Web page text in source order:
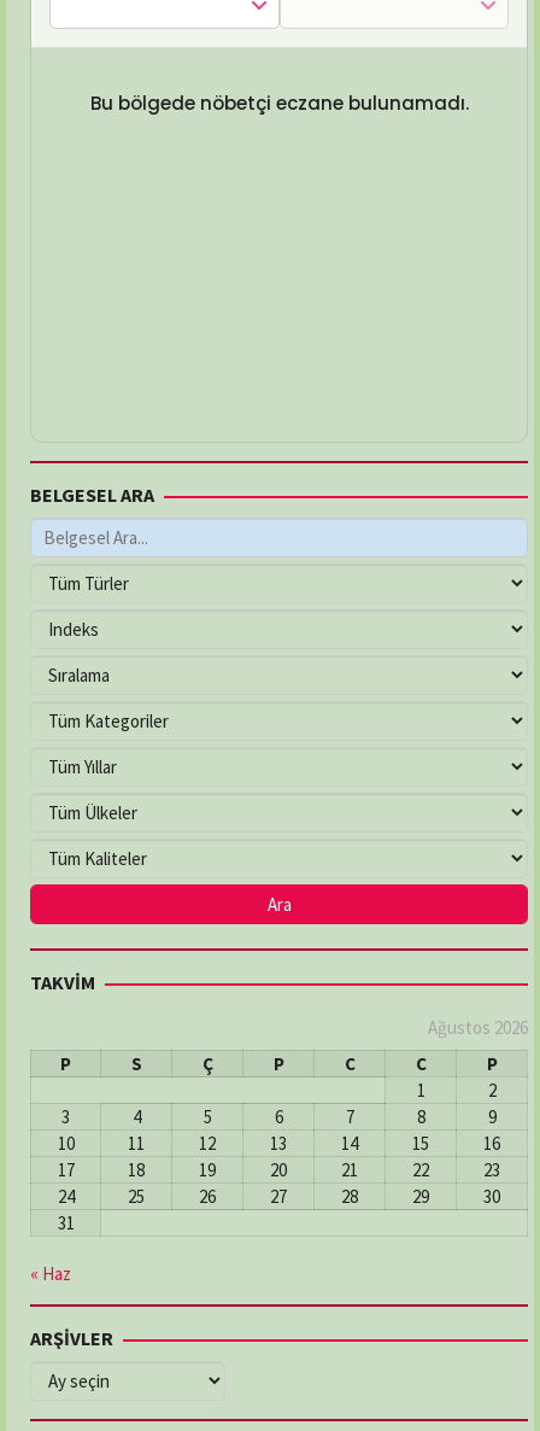
Bu bölgede nöbetçi eczane bulunamadı.
BELGESEL ARA
TAKVİM
Ağustos 2026
P
S Ç P C C
P
1
2
3
4 5 6 7 8
9
10
11 12 13 14 15
16
17
18 19 20 21 22
23
24
25 26 27 28 29
30
31
« Haz
ARŞİVLER
ARŞİVLER